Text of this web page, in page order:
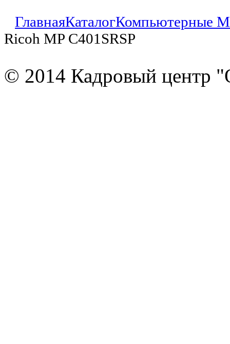
ГлавнаяКаталогКомпьютерные
Ricoh MP C401SRSP
© 2014 Кадровый центр